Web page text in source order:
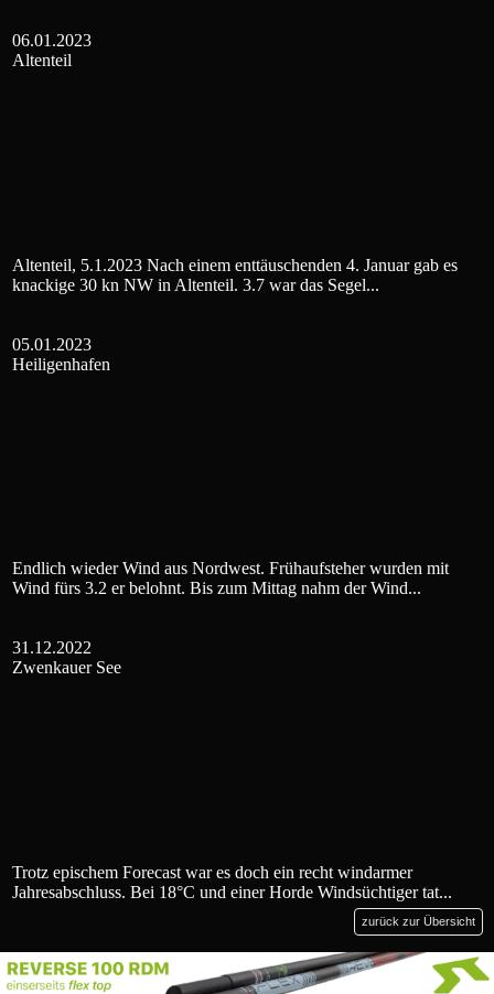
06.01.2023
Altenteil
Altenteil, 5.1.2023 Nach einem enttäuschenden 4. Januar gab es
knackige 30 kn NW in Altenteil. 3.7 war das Segel...
05.01.2023
Heiligenhafen
Endlich wieder Wind aus Nordwest. Frühaufsteher wurden mit
Wind fürs 3.2 er belohnt. Bis zum Mittag nahm der Wind...
31.12.2022
Zwenkauer See
Trotz epischem Forecast war es doch ein recht windarmer
Jahresabschluss. Bei 18°C und einer Horde Windsüchtiger tat...
zurück zur Übersicht